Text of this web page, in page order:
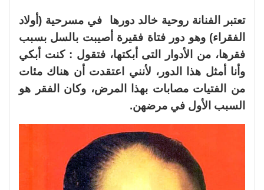
تعتبر الفنانة روحية خالد دورها في مسرحية (أولاد
الفقراء) وهو دور فتاة فقيرة أصيبت بالسل بسبب
فقرها، من الأدوار التى أبكتها، فتقول : كنت أبكي
وأنا أمثل هذا الدور، لأنني اعتقدت أن هناك مئات
من الفتيات مصابات بهذا المرض، وكان الفقر هو
السبب الأول في مرضهن.